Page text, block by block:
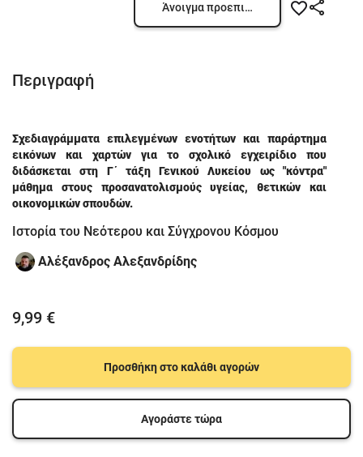
Άνοιγμα προεπισκόπησης
Περιγραφή
Σχεδιαγράμματα επιλεγμένων ενοτήτων και παράρτημα
εικόνων και χαρτών για το σχολικό εγχειρίδιο που
διδάσκεται στη Γ΄ τάξη Γενικού Λυκείου ως "κόντρα"
μάθημα στους προσανατολισμούς υγείας, θετικών και
οικονομικών σπουδών.
Ιστορία του Νεότερου και Σύγχρονου Κόσμου
Αλέξανδρος Αλεξανδρίδης
9,99 €
Προσθήκη στο καλάθι αγορών
Αγοράστε τώρα